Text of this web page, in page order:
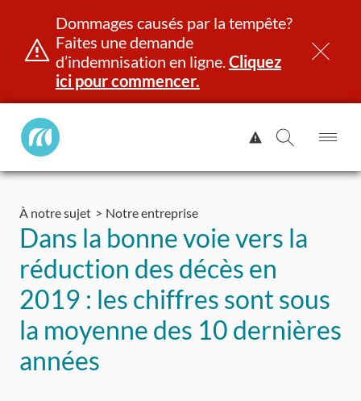
Aller
contenu
Dommages causés par la tempête?
Faites une demande
d’indemnisation en ligne.Cliquez
ici pour commencer.
Manitoba
Public
Afficher
l'alerte.
la
le
À notre sujet Notre entreprise
Dans la bonne voie vers la
réduction des décès en
2019 : les chiffres sont sous
la moyenne des 10 dernières
années